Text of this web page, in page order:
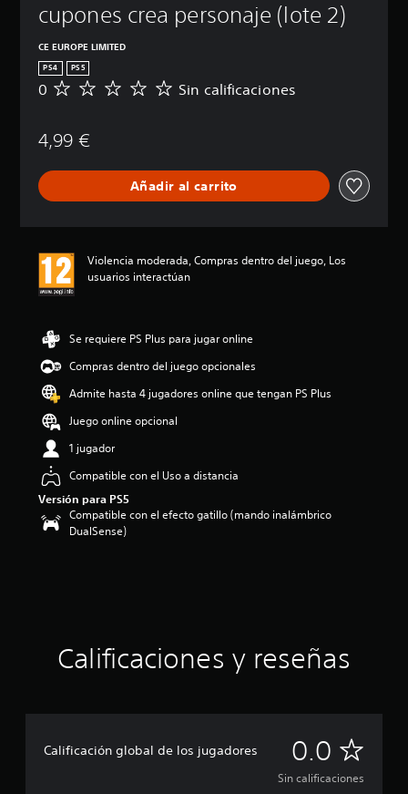
cupones crea personaje (lote 2)
CE EUROPE LIMITED
PS4 PS5
S
c
i
a
i
e
0 Sin calificaciones
4,99 €
Añadir al carrito
Violencia moderada, Compras dentro del juego, Los
usuarios interactúan
Se requiere PS Plus para jugar online
Compras dentro del juego opcionales
Admite hasta 4 jugadores online que tengan PS Plus
Juego online opcional
1 jugador
Compatible con el Uso a distancia
Versión para PS5
Compatible con el efecto gatillo (mando inalámbrico
DualSense)
Calificaciones y reseñas
Calificación global de los jugadores 0.0 S
i
Sin calificaciones